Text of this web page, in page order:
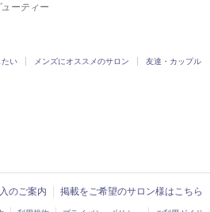
ーティー
たい メンズにオススメのサロン
友達・カップル
のご案内 掲載をご希望のサロン様はこちら